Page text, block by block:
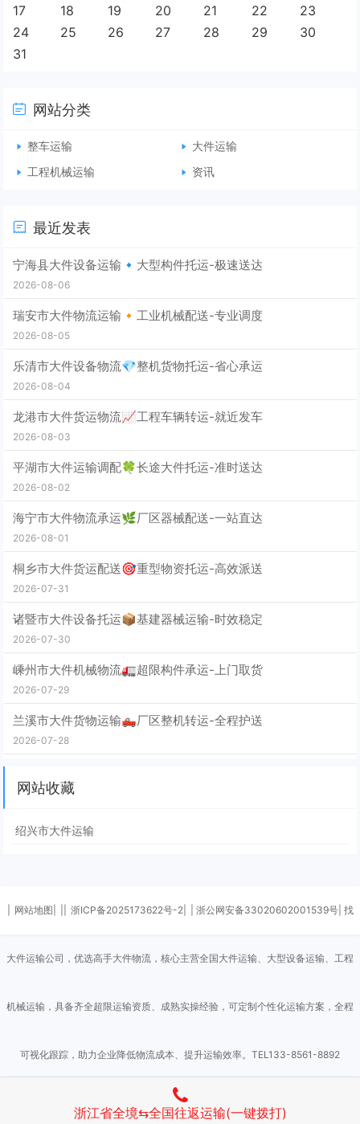
17
18 19 20 21 22
23
24
25 26 27 28 29
30
31
网站分类
整车运输
大件运输
工程机械运输
资讯
最近发表
宁海县大件设备运输🔹大型构件托运-极速送达
2026-08-06
瑞安市大件物流运输🔸工业机械配送-专业调度
2026-08-05
乐清市大件设备物流💎整机货物托运-省心承运
2026-08-04
龙港市大件货运物流📈工程车辆转运-就近发车
2026-08-03
平湖市大件运输调配🍀长途大件托运-准时送达
2026-08-02
海宁市大件物流承运🌿厂区器械配送-一站直达
2026-08-01
桐乡市大件货运配送🎯重型物资托运-高效派送
2026-07-31
诸暨市大件设备托运📦基建器械运输-时效稳定
2026-07-30
嵊州市大件机械物流🚛超限构件承运-上门取货
2026-07-29
兰溪市大件货物运输🛻厂区整机转运-全程护送
2026-07-28
网站收藏
绍兴市大件运输
网站地图| 浙ICP备2025173622号-2| | 浙公网安备33020602001539号| 找
大件运输公司，优选高手大件物流，核心主营全国大件运输、大型设备运输、工程
机械运输，具备齐全超限运输资质、成熟实操经验，可定制个性化运输方案，全程
可视化跟踪，助力企业降低物流成本、提升运输效率。TEL133-8561-8892
Powered by Z-BlogPHP
浙江省全境⇆全国往返运输(一键拨打)